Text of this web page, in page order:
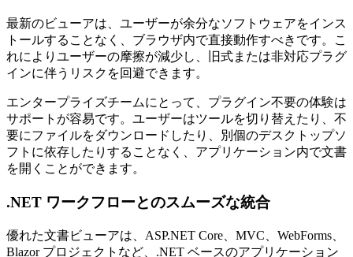
最新のビューアは、ユーザーが余分なソフトウェアをインス
トールすることなく、ブラウザ内で直接動作すべきです。こ
れによりユーザーの摩擦が減少し、旧式または非対応プラグ
インに伴うリスクを回避できます。
エンタープライズチームにとって、プラグイン不要の体験は
サポートが容易です。ユーザーはツールを切り替えたり、不
要にファイルをダウンロードしたり、別個のデスクトップソ
フトに依存したりすることなく、アプリケーション内で文書
を開くことができます。
.NET ワークフローとのスムーズな統合
優れた文書ビューアは、ASP.NET Core、MVC、WebForms、
Blazor プロジェクトなど、.NET ベースのアプリケーション